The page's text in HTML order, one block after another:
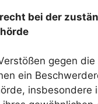
bei der
gegen die
ein
insbesondere